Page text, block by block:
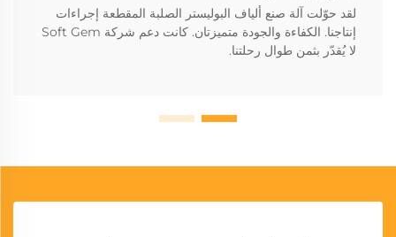
لقد حوّلت آلة صنع ألياف البوليستر الصلبة المقطعة إجراءات
إنتاجنا. الكفاءة والجودة متميزتان. كانت دعم شركة Soft Gem
لا يُقدّر بثمن طوال رحلتنا.